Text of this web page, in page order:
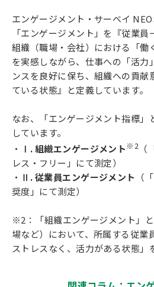
エンゲージメント・サーベイ
「エンゲージメント」を『従業
組織（職場・会社）における「働
を実感しながら、仕事への「活力
ンスを良好に保ち、組織への貢献
ている状態』と定義しています。
なお、「エンゲージメント指標」
しています。
・
Ⅰ. 組織エンゲージメント※2
レス・フリー」にて測定）
・ Ⅱ. 従業員エンゲージメント
（
奨度」にて測定）
※2：「組織エンゲージメント」
場など）において、所属する従業
ストレスなく、活力がある状態」